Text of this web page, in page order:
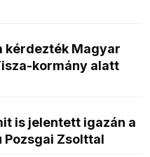
kérdezték Magyar
kormány alatt
is jelentett igazán a
Pozsgai Zsolttal